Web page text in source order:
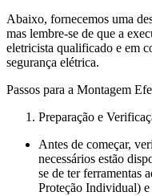
Abaixo, fornecemos uma
mas lembre-se de que a
eletricista qualificado e em
segurança elétrica.
Passos para a Montagem
Preparação e
Antes de começar,
necessários estão
se de ter ferramentas
Proteção Individual) e